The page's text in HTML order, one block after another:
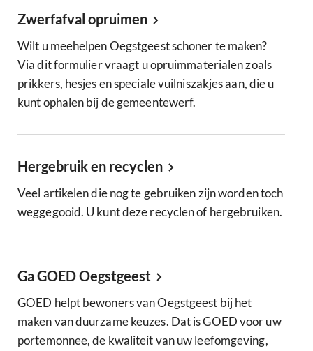
Zwerfafval opruimen
Wilt u meehelpen Oegstgeest schoner te maken?
Via dit formulier vraagt u opruimmaterialen zoals
prikkers, hesjes en speciale vuilniszakjes aan, die u
kunt ophalen bij de gemeentewerf.
Hergebruik en recyclen
Veel artikelen die nog te gebruiken zijn worden toch
weggegooid. U kunt deze recyclen of hergebruiken.
Ga GOED Oegstgeest
GOED helpt bewoners van Oegstgeest bij het
maken van duurzame keuzes. Dat is GOED voor uw
portemonnee, de kwaliteit van uw leefomgeving,